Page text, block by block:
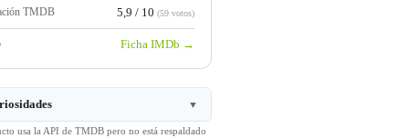
TMDB 5,9 / 10 (59 votos)
Ficha IMDb →
▼
usa la API de TMDB pero no está respaldado